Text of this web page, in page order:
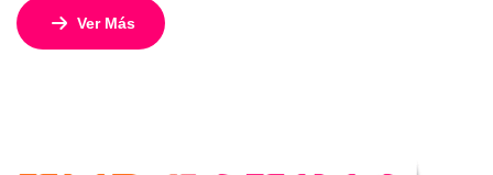
Cancún, uno de los destinos más espectaculares del
Caribe mexicano. Sus playas de arena blanca, aguas
Ver Más